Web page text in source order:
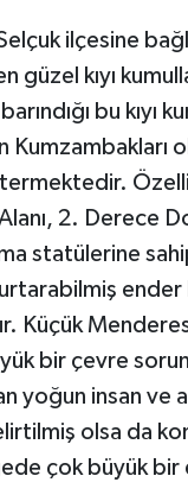
ilçesine
güzel kıyı
bu
Kumzambakları
2. Derece
statülerine
Küçük
bir çevre
yoğun insan ve
olsa da
çok büyük bir